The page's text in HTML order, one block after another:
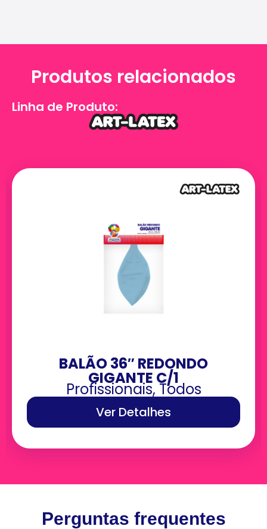
Produtos relacionados
Linha de Produto:
BALÃO 36″ REDONDO
GIGANTE C/1
Profissionais,Todos
Ver Detalhes
Perguntas frequentes